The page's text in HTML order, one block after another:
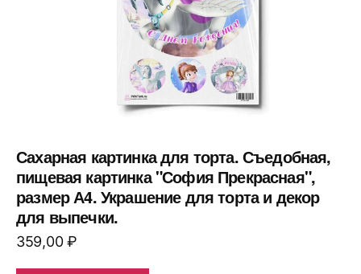
Сахарная картинка для торта. Съедобная,
пищевая картинка "София Прекрасная",
размер А4. Украшение для торта и декор
для выпечки.
359,00₽